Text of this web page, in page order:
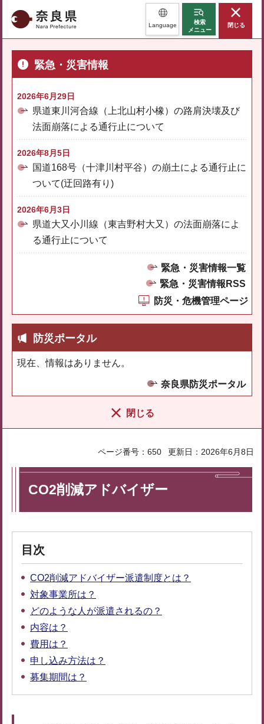
奈良県 Language
検索
メニュー
閉じる
緊急・災害情報
2026年6月29日
県道東川河合線（上北山村小橡）の路肩決壊及び
法面崩落による通行止について
2026年8月5日
国道168号（十津川村平谷）の崩土による通行止に
ついて(迂回路有り)
2026年6月3日
県道大又小川線（東吉野村大又）の法面崩落によ
る通行止について
緊急・災害情報一覧
緊急・災害情報RSS
防災・危機管理ページ
防災ポータル
現在、情報はありません。
奈良県防災ポータル
閉じる
ページ番号：650 更新日：2026年6月8日
CO2削減アドバイザー
目次
CO2削減アドバイザー派遣制度とは？
対象事業所は？
どのような人が派遣されるの？
内容は？
費用は？
申し込み方法は？
募集期間は？